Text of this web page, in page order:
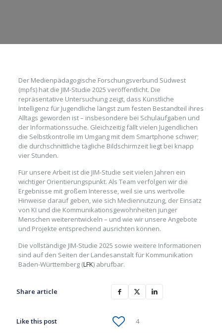
Der Medienpädagogische Forschungsverbund Südwest
(mpfs) hat die JIM-Studie 2025 veröffentlicht. Die
repräsentative Untersuchung zeigt, dass Künstliche
Intelligenz für Jugendliche längst zum festen Bestandteil ihres
Alltags geworden ist – insbesondere bei Schulaufgaben und
der Informationssuche. Gleichzeitig fällt vielen Jugendlichen
die Selbstkontrolle im Umgang mit dem Smartphone schwer;
die durchschnittliche tägliche Bildschirmzeit liegt bei knapp
vier Stunden.
Für unsere Arbeit ist die JIM-Studie seit vielen Jahren ein
wichtiger Orientierungspunkt. Als Team verfolgen wir die
Ergebnisse mit großem Interesse, weil sie uns wertvolle
Hinweise darauf geben, wie sich Mediennutzung, der Einsatz
von KI und die Kommunikationsgewohnheiten junger
Menschen weiterentwickeln – und wie wir unsere Angebote
und Projekte entsprechend ausrichten können.
Die vollständige JIM-Studie 2025 sowie weitere Informationen
sind auf den Seiten der Landesanstalt für Kommunikation
Baden-Württemberg (LFK) abrufbar.
Share article
Like this post 4